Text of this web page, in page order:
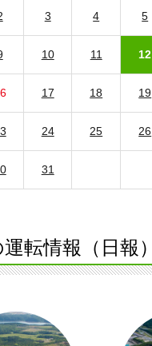
3 4 5
10 11 12
17 18 19
24 25 26
31
転情報（日報）